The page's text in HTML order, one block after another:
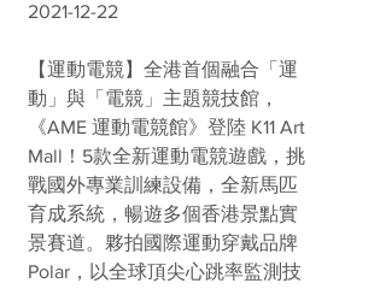
2021-12-22
【運動電競】全港首個融合「運
動」與「電競」主題競技館，
《AME 運動電競館》登陸 K11 Art
Mall！5款全新運動電競遊戲，挑
戰國外專業訓練設備，全新馬匹
育成系統，暢遊多個香港景點實
景賽道。夥拍國際運動穿戴品牌
Polar，以全球頂尖心跳率監測技